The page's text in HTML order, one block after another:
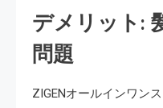
デメリット:
問題
ZIGENオールインワン